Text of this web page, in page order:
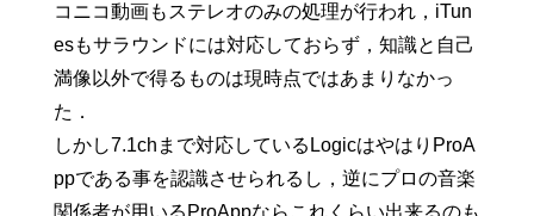
コニコ動画もステレオのみの処理が行われ，iTun
esもサラウンドには対応しておらず，知識と自己
満像以外で得るものは現時点ではあまりなかっ
た．
しかし7.1chまで対応しているLogicはやはりProA
ppである事を認識させられるし，逆にプロの音楽
関係者が用いるProAppならこれくらい出来るのも